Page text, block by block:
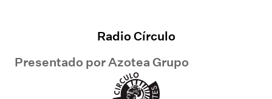
Radio Círculo
Presentado porAzotea Grupo